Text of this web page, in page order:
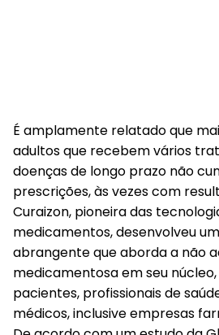
É amplamente relatado que
adultos que recebem vários
doenças de longo prazo não
prescrições, às vezes com
Curaizon, pioneira das
medicamentos, desenvolveu
abrangente que aborda a não
medicamentosa em seu
pacientes, profissionais de
médicos, inclusive empresas